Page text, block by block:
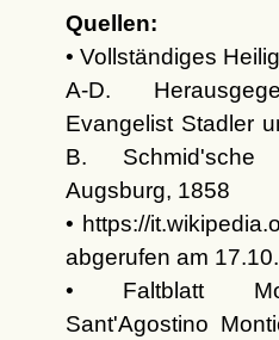
Quellen:
• Vollständiges
A-D.
Evangelist Stadler
B. Schmid'sche
Augsburg, 1858
• https://
abgerufen am
• Faltblatt
Sant'Agostino